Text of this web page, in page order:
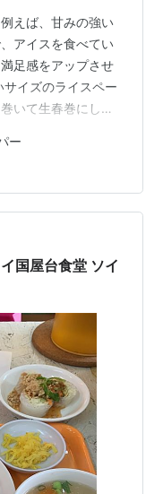
えば、甘みの強い
アイスを食べてい
足感をアップさせ
イズのライスペー
いて生春巻にしち
感に半解凍状態の
こそ楽しめるこの
なって、味を引き
たいな満足感を充
ーパー S盤
ー
国屋台食堂 ソイ